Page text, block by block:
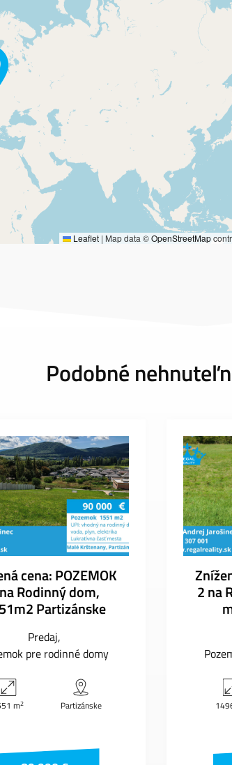
Leaflet | Map data ©OpenStreetMap
Podobné
cena: POZEMOK
Rodinný dom,
Partizánske
Predaj
pre rodinné domy
m2 Partizánske
2 na